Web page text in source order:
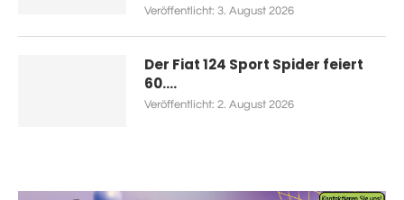
Veröffentlicht: 3. August 2026
Der Fiat 124 Sport Spider feiert
60....
Veröffentlicht: 2. August 2026